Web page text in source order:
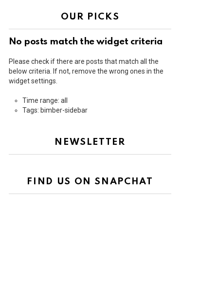
OUR PICKS
No posts match the widget criteria
Please check if there are posts that match all the
below criteria. If not, remove the wrong ones in the
widget settings.
Time range: all
Tags: bimber-sidebar
NEWSLETTER
FIND US ON SNAPCHAT